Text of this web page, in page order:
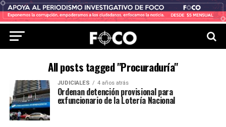
All posts tagged "Procuraduría"
JUDICIALES 4 años atrás
Ordenan detención provisional para
exfuncionario de la Lotería Nacional